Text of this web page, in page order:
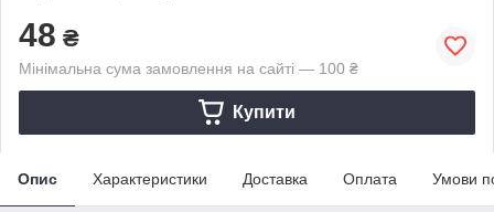
48 ₴
Мінімальна сума замовлення на сайті — 100 ₴
Купити
Опис Характеристики Доставка Оплата Умови